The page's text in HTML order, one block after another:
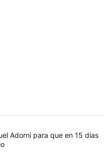
con más comentarios en los
"El fiscal intimó a Manuel
Adorni para que en 15 días